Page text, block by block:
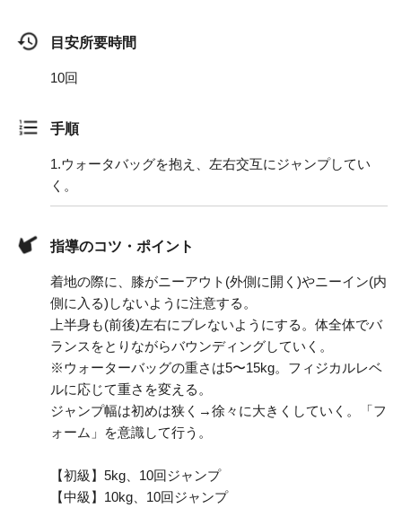
目安所要時間
10回
手順
1.ウォータバッグを抱え、左右交互にジャンプしてい
く。
指導のコツ・ポイント
着地の際に、膝がニーアウト(外側に開く)やニーイン(内
側に入る)しないように注意する。
上半身も(前後)左右にブレないようにする。体全体でバ
ランスをとりながらバウンディングしていく。
※ウォーターバッグの重さは5〜15kg。フィジカルレベ
ルに応じて重さを変える。
ジャンプ幅は初めは狭く→徐々に大きくしていく。「フ
ォーム」を意識して行う。
【初級】5kg、10回ジャンプ
【中級】10kg、10回ジャンプ